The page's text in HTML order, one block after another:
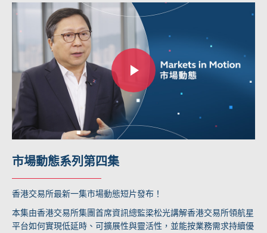
市場動態系列第四集
香港交易所最新一集市場動態短片發布！
本集由香港交易所集團首席資訊總監梁松光講解香港交易所領航星
平台如何實現低延時、可擴展性與靈活性，並能按業務需求持續優